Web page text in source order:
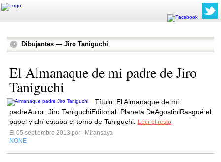
Dibujantes — Jiro Taniguchi
El Almanaque de mi padre de Jiro
Taniguchi
Título: El Almanaque de mi
padreAutor: Jiro TaniguchiEditorial: Planeta DeAgostiniRasgué el
papel y ahí estaba el tomo de Taniguchi.
Leer el resto
El 05 septiembre 2013 por
Miransaya
NONE